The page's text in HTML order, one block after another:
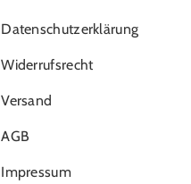
Datenschutzerklärung
Widerrufsrecht
Versand
AGB
Impressum